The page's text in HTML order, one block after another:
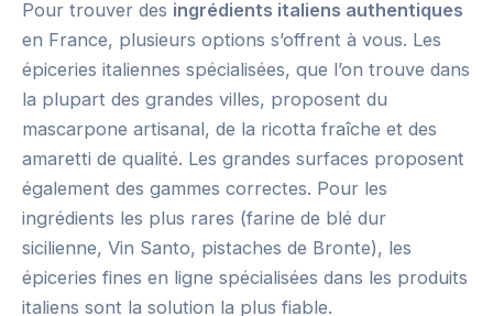
Pour trouver des ingrédients italiens authentiques
en France, plusieurs options s’offrent à vous. Les
épiceries italiennes spécialisées, que l’on trouve dans
la plupart des grandes villes, proposent du
mascarpone artisanal, de la ricotta fraîche et des
amaretti de qualité. Les grandes surfaces proposent
également des gammes correctes. Pour les
ingrédients les plus rares (farine de blé dur
sicilienne, Vin Santo, pistaches de Bronte), les
épiceries fines en ligne spécialisées dans les produits
italiens sont la solution la plus fiable.